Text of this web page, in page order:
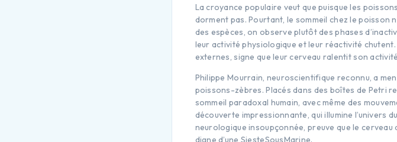
La croyance populaire veut que puisque les
dorment pas. Pourtant, le sommeil chez le poisson
des espèces, on observe plutôt des phases
leur activité physiologique et leur réactivité
externes, signe que leur cerveau ralentit son
Philippe Mourrain, neuroscientifique reconnu, a
poissons-zèbres. Placés dans des boîtes de Petri
sommeil paradoxal humain, avec même des
découverte impressionnante, qui illumine l’univers
neurologique insoupçonnée, preuve que le
digne d’une SiesteSousMarine.